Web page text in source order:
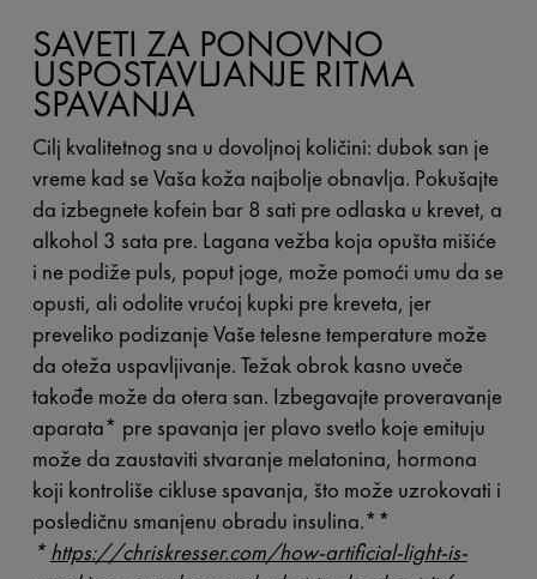
SAVETI ZA PONOVNO
USPOSTAVLJANJE RITMA
SPAVANJA
Cilj kvalitetnog sna u dovoljnoj količini: dubok san je
vreme kad se Vaša koža najbolje obnavlja. Pokušajte
da izbegnete kofein bar 8 sati pre odlaska u krevet, a
alkohol 3 sata pre. Lagana vežba koja opušta mišiće
i ne podiže puls, poput joge, može pomoći umu da se
opusti, ali odolite vrućoj kupki pre kreveta, jer
preveliko podizanje Vaše telesne temperature može
da oteža uspavljivanje. Težak obrok kasno uveče
takođe može da otera san. Izbegavajte proveravanje
aparata* pre spavanja jer plavo svetlo koje emituju
može da zaustaviti stvaranje melatonina, hormona
koji kontroliše cikluse spavanja, što može uzrokovati i
posledičnu smanjenu obradu insulina.**
* https://chriskresser.com/how-artificial-light-is-